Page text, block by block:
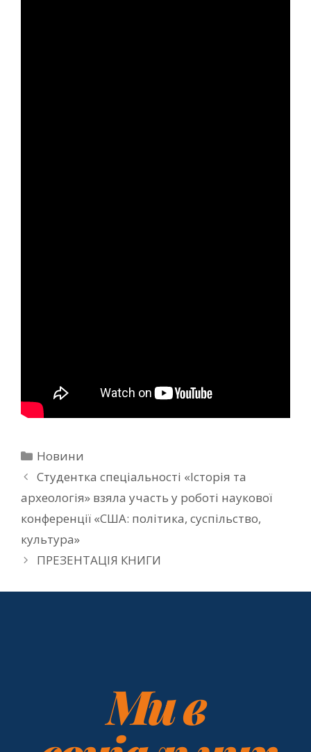
Новини
Студентка спеціальності «Історія та
археологія» взяла участь у роботі наукової
конференції «США: політика, суспільство,
культура»
ПРЕЗЕНТАЦІЯ КНИГИ
Ми в